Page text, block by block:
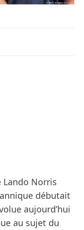
Lando Norris
débutait
aujourd’hui
au sujet du